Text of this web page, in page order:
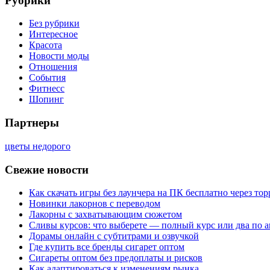
Без рубрики
Интересное
Красота
Новости моды
Отношения
События
Фитнесс
Шопинг
Партнеры
цветы недорого
Свежие новости
Как скачать игры без лаунчера на ПК бесплатно через
Новинки лакорнов с переводом
Лакорны с захватывающим сюжетом
Сливы курсов: что выберете — полный курс или два по
Дорамы онлайн с субтитрами и озвучкой
Где купить все бренды сигарет оптом
Сигареты оптом без предоплаты и рисков